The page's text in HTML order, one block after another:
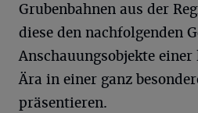
Grubenbahnen aus der
diese den nachfolgenden
Anschauungsobjekte
Ära in einer ganz
präsentieren.